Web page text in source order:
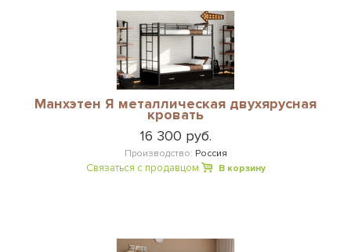
Манхэтен Я металлическая двухярусная
кровать
16 300 руб.
Производство: Россия
Связаться с продавцом В корзину